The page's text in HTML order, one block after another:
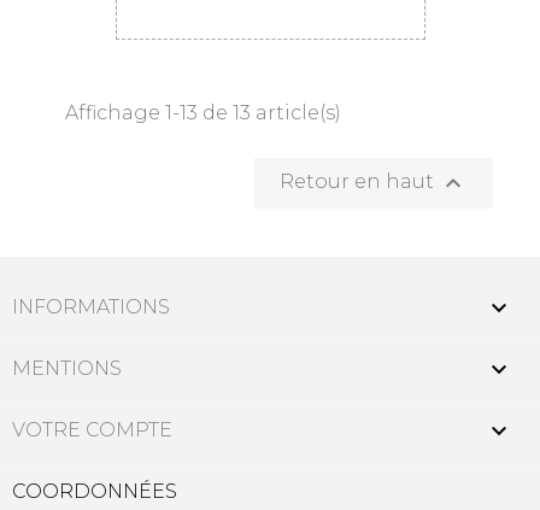
Affichage 1-13 de 13 article(s)
Retour en haut 
INFORMATIONS 
MENTIONS 
VOTRE COMPTE 
COORDONNÉES